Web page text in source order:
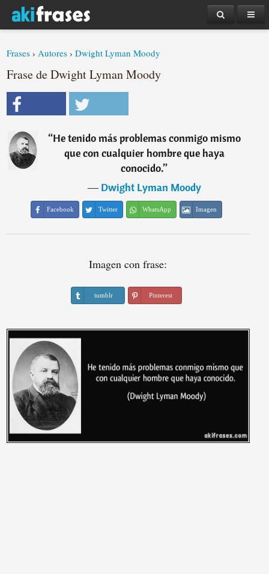
Frases ›Autores ›Dwight Lyman Moody
Frase de Dwight Lyman Moody
“He tenido más problemas conmigo mismo
que con cualquier hombre que haya
conocido.”
―Dwight Lyman Moody
Facebook Twitter WhatsApp Imagen
Imagen con frase:
tumblr Pinterest